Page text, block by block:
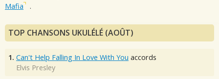
Mafia
.
TOP CHANSONS UKULÉLÉ (AOÛT)
1. Can't Help Falling In Love With You accords
Elvis Presley